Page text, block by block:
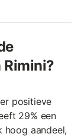
positieve
29% een
hoog aandeel,